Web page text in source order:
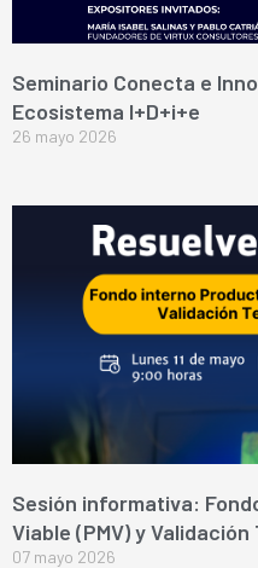
Seminario Conecta e
Ecosistema I+D+i+e
26 mayo 2026
Sesión informativa:
Viable (PMV) y
07 mayo 2026